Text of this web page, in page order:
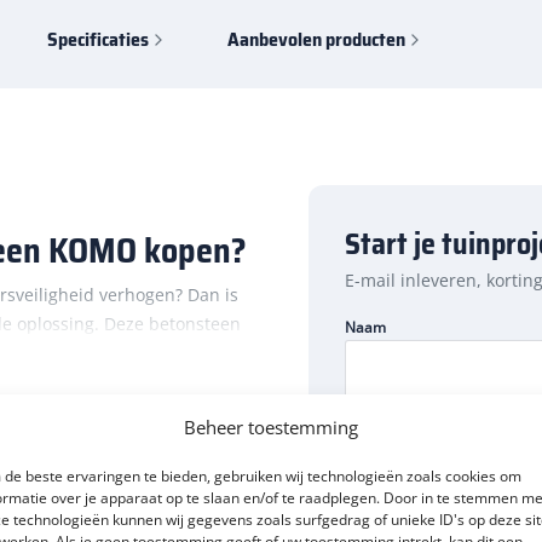
Beheer toestemming
de beste ervaringen te bieden, gebruiken wij technologieën zoals cookies om
over je apparaat op te slaan en/of te raadplegen. Door in te stemmen
technologieën kunnen wij gegevens zoals surfgedrag of unieke ID's op deze
Specificaties Aanbevolen producten
KOMO kopen?
verhogen? Dan is
oplossing. Deze betonsteen
Denk bijvoorbeeld aan
parkeerterreinen. Verwerk
dat het gewicht van
een facetrand. Dat betekent
dan ze zijn, waardoor
Start je
E-mail inleveren,
Naam
E-mailadres